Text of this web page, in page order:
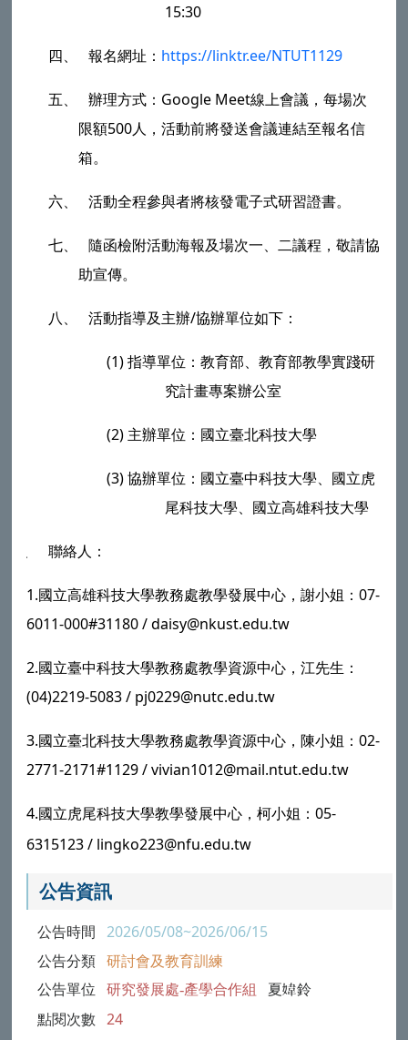
15:30
四、 報名網址： https://linktr.ee/NTUT1129
五、 辦理方式： Google Meet線上會議，每場次
限額500人，活動前將發送會議連結至報名信
箱。
六、 活動全程參與者將核發電子式研習證書。
七、
隨函檢附活動海報及場次一、二議程，敬請協
助宣傳。
八、 活動指導及主辦/協辦單位如下：
(1) 指導單位：教育部、教育部教學實踐研
究計畫專案辦公室
(2) 主辦單位：國立臺北科技大學
(3) 協辦單位：國立臺中科技大學、國立虎
尾科技大學、國立高雄科技大學
聯絡人：
1.國立高雄科技大學教務處教學發展中心，謝小姐：07-
6011-000#31180 /daisy@nkust.edu.tw
2.國立臺中科技大學教務處教學資源中心，江先生：
(04)2219-5083 / pj0229@nutc.edu.tw
3.國立臺北科技大學教務處教學資源中心，陳小姐：02-
2771-2171#1129 /vivian1012@mail.ntut.edu.tw
4.國立虎尾科技大學教學發展中心，柯小姐：05-
6315123 / lingko223@nfu.edu.tw
公告資訊
公告時間 2026/05/08~2026/06/15
公告分類 研討會及教育訓練
公告單位 研究發展處-產學合作組 夏鈴
點閱次數 24